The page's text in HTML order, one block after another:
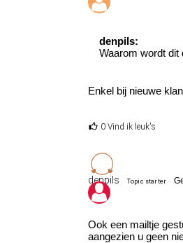
denpils:
Waarom wordt dit
Enkel bij nieuwe
0 Vind ik leuk's
denpils Topic starter
Ook een mailtje
aangezien u geen